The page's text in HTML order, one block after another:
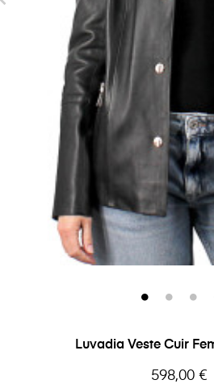
Luvadia Veste Cuir
Prix
598,00 €